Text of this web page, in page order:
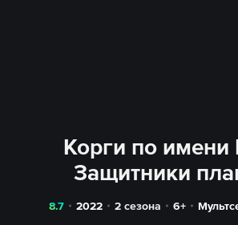
Корги по имени
Защитники
8.7 2022 2 сезона 6+